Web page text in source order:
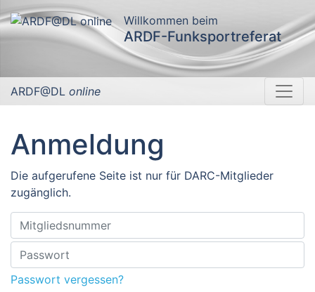
Willkommen beim
ARDF-Funksportreferat
ARDF@DL online
Anmeldung
Die aufgerufene Seite ist nur für DARC-Mitglieder
zugänglich.
Passwort vergessen?